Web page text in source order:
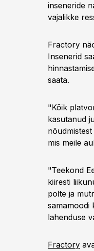
inseneride
vajalikke
Fractory
Insenerid
saata.
"Kõik
kasutanud
mis meile
"Teekond
kiiresti
polte ja
samamoodi
lahenduse
Fractory